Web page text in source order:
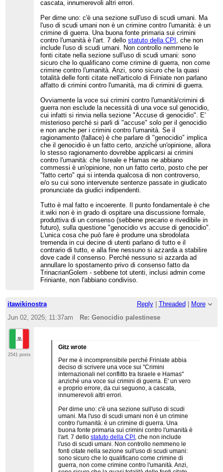
cascata, innumerevoli altri errori.
Per dirne uno: c'è una sezione sull'uso di scudi umani. Ma
l'uso di scudi umani non è un crimine contro l'umanità: è un
crimine di guerra. Una buona fonte primaria sui crimini
contro l'umanità è l'art. 7 dellostatuto della CPI , che non
include l'uso di scudi umani. Non controllo nemmeno le
fonti citate nella sezione sull'uso di scudi umani: sono
sicuro che lo qualificano come crimine di guerra, non come
crimine contro l'umanità. Anzi, sono sicuro che la quasi
totalità delle fonti citate nell'articolo di Friniate non parlano
affatto di crimini contro l'umanità, ma di crimini di guerra.
Ovviamente la voce sui crimini contro l'umanità/crimini di
guerra non esclude la necessità di una voce sul genocidio,
cui infatti si rinvia nella sezione "Accuse di genocidio". E'
misterioso perché si parli di "accuse" solo per il genocidio
e non anche per i crimini contro l'umanità. Se il
ragionamento (fallace) è che parlare di "genocidio" implica
che il genocidio è un fatto certo, anziché un'opinione, allora
lo stesso ragionamento dovrebbe applicarsi ai crimini
contro l'umanità: che Isreale e Hamas ne abbiano
commessi è un'opinione, non un fatto certo, posto che per
"fatto certo" qui si intenda qualcosa di non controverso,
e/o su cui sono intervenute sentenze passate in giudicato
pronunciate da giudici indipendenti.
Tutto è mal fatto e incoerente. Il punto fondamentale è che
it.wiki non è in grado di ospitare una discussione formale,
produttiva di un consenso (sebbene precario e rivedibile in
futuro), sulla questione "genocidio vs accuse di genocidio".
L'unica cosa che può fare è produrre una sbrodolata
tremenda in cui decine di utenti parlano di tutto e il
contrario di tutto, e alla fine nessuno si azzarda a stabilire
dove cade il consenso. Perché nessuno si azzarda ad
annullare lo spostamento privo di consenso fatto da
TrinacrianGolem - sebbene tot utenti, inclusi admin come
Friniante, non l'abbiano condiviso.
itawikinostra Reply| Threaded
More
Jun 02, 2025; 11:37am
Re: Genocidio palestinese
2541 posts
Gitz wrote
Per me è incomprensibile perché Friniate abbia
deciso di scrivere una voce sui "Crimini
internazionali nel conflitto tra Israele e Hamas"
anziché una voce sui crimini di guerra. E' un vero
e proprio errore, da cui seguono, a cascata,
innumerevoli altri errori.
Per dirne uno: c'è una sezione sull'uso di scudi
umani. Ma l'uso di scudi umani non è un crimine
contro l'umanità: è un crimine di guerra. Una
buona fonte primaria sui crimini contro l'umanità è
l'art. 7 dellostatuto della CPI , che non include
l'uso di scudi umani. Non controllo nemmeno le
fonti citate nella sezione sull'uso di scudi umani:
sono sicuro che lo qualificano come crimine di
guerra, non come crimine contro l'umanità. Anzi,